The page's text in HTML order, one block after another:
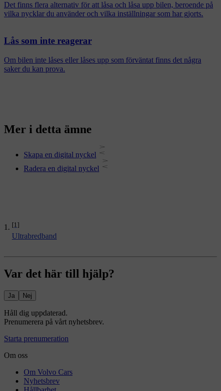
[1]
Ultrabredband
Det finns flera alternativ för att låsa och låsa upp bilen, beroende på
vilka nycklar du använder och vilka inställningar som har gjorts.
Lås som inte reagerar
Om bilen inte låses eller låses upp som förväntat finns det några
saker du kan prova.
Mer i detta ämne
Skapa en digital nyckel
Radera en digital nyckel
Var det här till hjälp?
Ja Nej